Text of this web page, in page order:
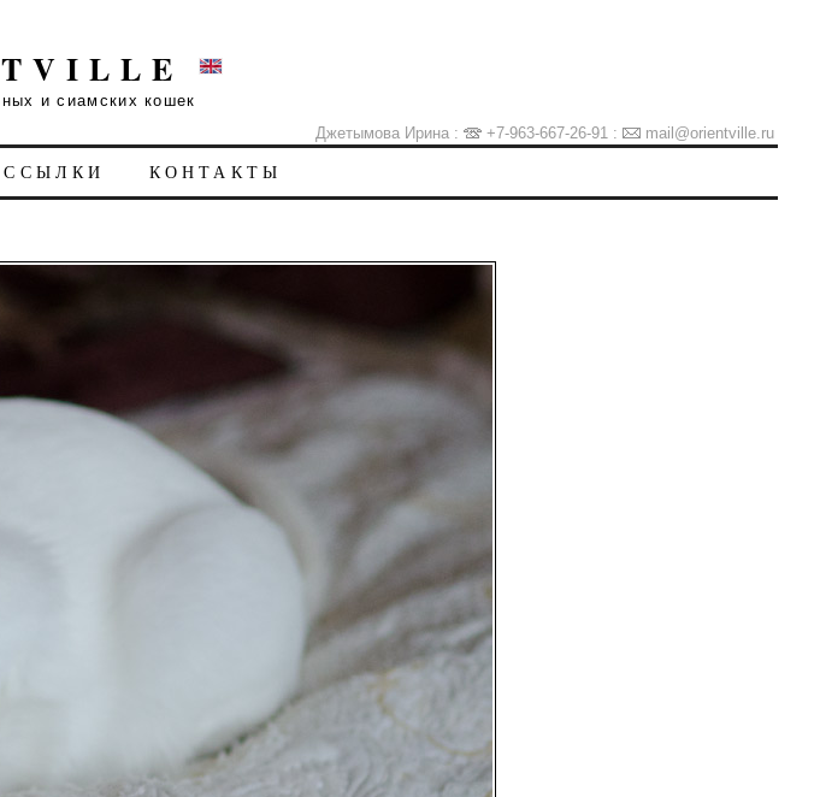
и сиамских кошек
Джетымова Ирина : +7-963-667-26-91 : mail@orientville.ru
ССЫЛКИ КОНТАКТЫ